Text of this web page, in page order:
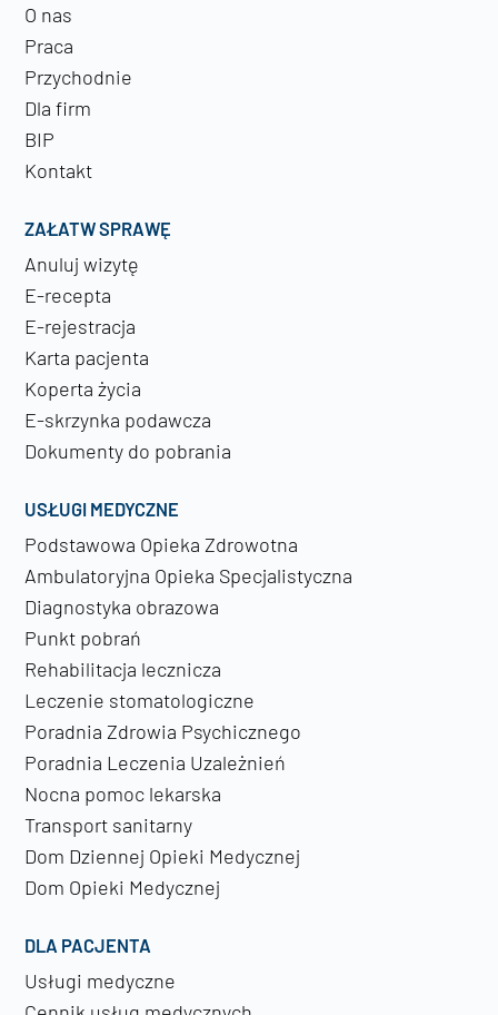
O nas
Praca
Przychodnie
Dla firm
BIP
Kontakt
ZAŁATW SPRAWĘ
Anuluj wizytę
E-recepta
E-rejestracja
Karta pacjenta
Koperta życia
E-skrzynka podawcza
Dokumenty do pobrania
USŁUGI MEDYCZNE
Podstawowa Opieka Zdrowotna
Ambulatoryjna Opieka Specjalistyczna
Diagnostyka obrazowa
Punkt pobrań
Rehabilitacja lecznicza
Leczenie stomatologiczne
Poradnia Zdrowia Psychicznego
Poradnia Leczenia Uzależnień
Nocna pomoc lekarska
Transport sanitarny
Dom Dziennej Opieki Medycznej
Dom Opieki Medycznej
DLA PACJENTA
Usługi medyczne